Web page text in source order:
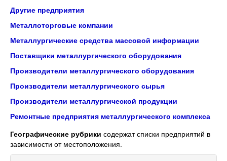
Другие предприятия
Металлоторговые компании
Металлургические средства массовой информации
Поставщики металлургического оборудования
Производители металлургического оборудования
Производители металлургического сырья
Производители металлургической продукции
Ремонтные предприятия металлургического комплекса
Географические рубрики содержат списки предприятий в
зависимости от местоположения.